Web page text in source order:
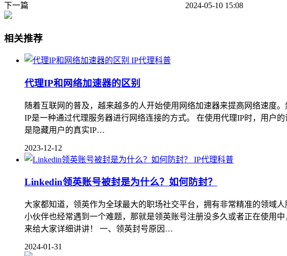
下一篇 2024-05-10 15:08
相关推荐
IP代理科普
代理IP和网络加速器的区别
随着互联网的普及，越来越多的人开始使用网络加速器来提高网络速度
IP是一种通过代理服务器进行网络连接的方式。 在使用代理IP时，用户
是隐藏用户的真实IP…
2023-12-12
IP代理科普
Linkedin领英账号被封是为什么？如何防封？
大家都知道，领英作为全球最大的职场社交平台，拥有非常精准的领域
小伙伴也经常遇到一个难题，那就是领英账号注册没多久或者正在使用
来给大家详细讲讲！ 一、领英封号原因…
2024-01-31